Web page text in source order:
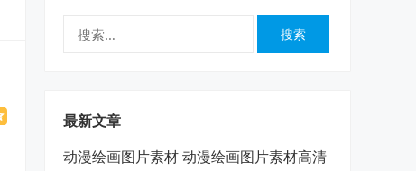
最新文章
动漫绘画图片素材 动漫绘画图片素材高清